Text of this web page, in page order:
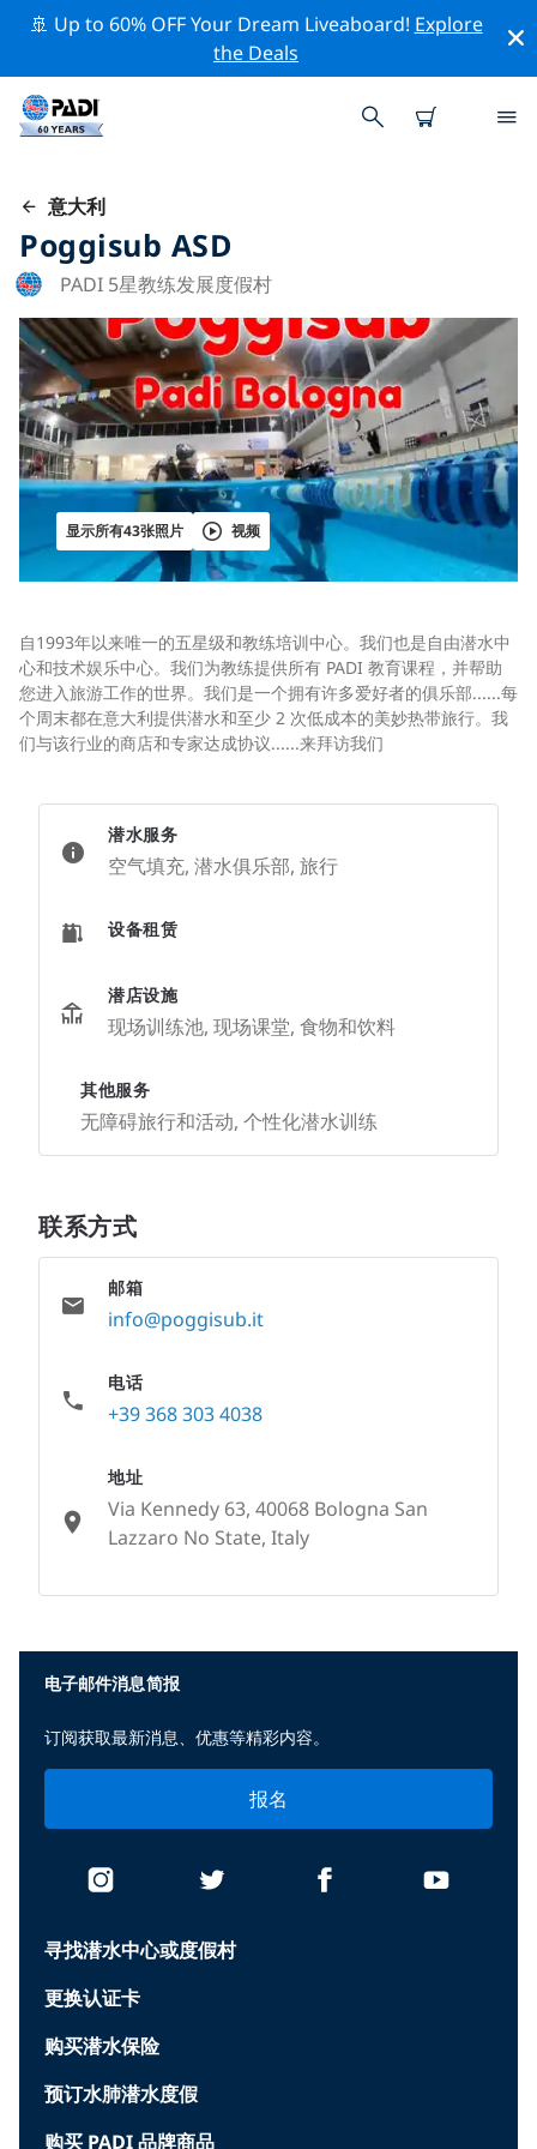
🚢 Up to 60% OFF Your Dream Liveaboard! Explore
the Deals
意大利
Poggisub ASD
PADI 5星教练发展度假村
显示所有43张照片 视频
自1993年以来唯一的五星级和教练培训中心。我们也是自由潜水中
心和技术娱乐中心。我们为教练提供所有 PADI 教育课程，并帮助
您进入旅游工作的世界。我们是一个拥有许多爱好者的俱乐部......每
个周末都在意大利提供潜水和至少 2 次低成本的美妙热带旅行。我
们与该行业的商店和专家达成协议......来拜访我们
潜水服务
空气填充, 潜水俱乐部, 旅行
设备租赁
潜店设施
现场训练池, 现场课堂, 食物和饮料
其他服务
无障碍旅行和活动, 个性化潜水训练
联系方式
邮箱
info@poggisub.it
电话
+39 368 303 4038
地址
Via Kennedy 63, 40068 Bologna San
Lazzaro No State, Italy
寻找潜水中心或度假村
更换认证卡
购买潜水保险
预订水肺潜水度假
购买 PADI 品牌商品
电子邮件消息简报
订阅获取最新消息、优惠等精彩内容。
报名